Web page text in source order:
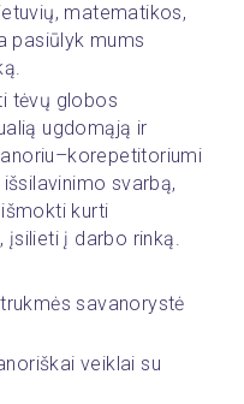
matematikos,
pasiūlyk mums
tėvų globos
ugdomąją ir
svarbą,
kurti
įsilieti į darbo rinką.
savanorystė
veiklai su